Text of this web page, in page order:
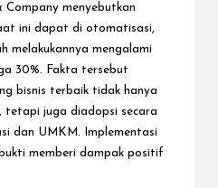
menyebutkan
ini dapat di otomatisasi,
melakukannya mengalami
30%. Fakta tersebut
bisnis terbaik tidak hanya
tetapi juga diadopsi secara
dan UMKM. Implementasi
memberi dampak positif